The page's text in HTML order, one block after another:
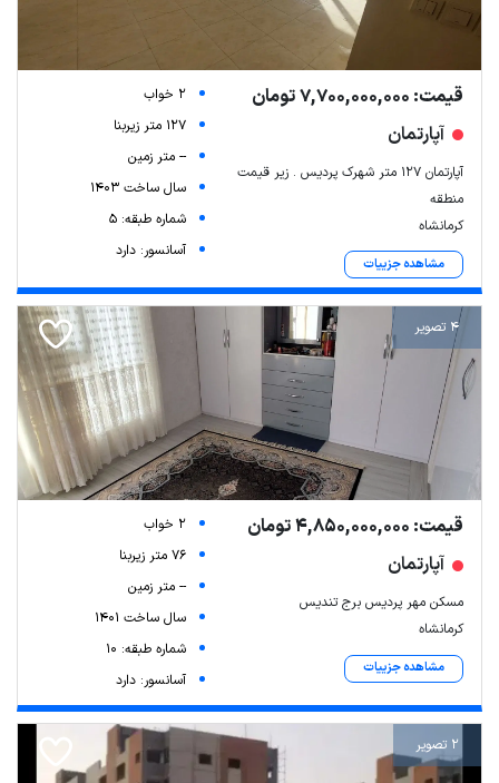
قیمت: 7,700,000,000 تومان
آپارتمان
آپارتمان ۱۲۷ متر شهرک پردیس . زیر قیمت
منطقه
کرمانشاه
مشاهده جزییات
2 خواب
127 متر زیربنا
-- متر زمین
سال ساخت 1403
شماره طبقه: 5
آسانسور: دارد
4 تصویر
قیمت: 4,850,000,000 تومان
آپارتمان
مسکن مهر پردیس برج تندیس
کرمانشاه
مشاهده جزییات
2 خواب
76 متر زیربنا
-- متر زمین
سال ساخت 1401
شماره طبقه: 10
آسانسور: دارد
2 تصویر